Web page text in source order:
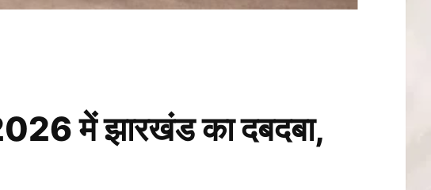
में झारखंड का दबदबा,